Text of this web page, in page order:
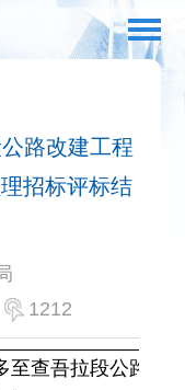
路改建工程
招标评标结
1212
至查吾拉段公路改